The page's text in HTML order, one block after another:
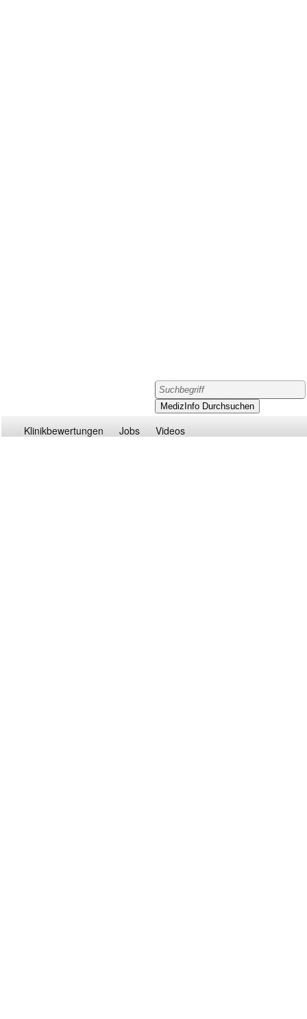
Klinikbewertungen Jobs Videos